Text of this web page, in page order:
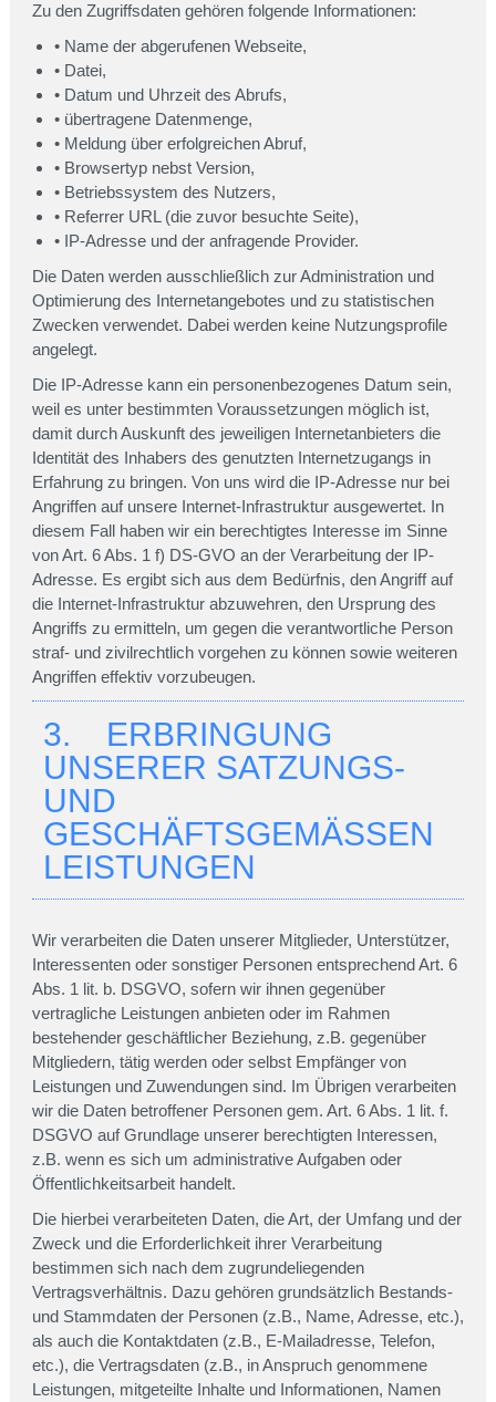
Zu den Zugriffsdaten gehören folgende Informationen:
• Name der abgerufenen Webseite,
• Datei,
• Datum und Uhrzeit des Abrufs,
• übertragene Datenmenge,
• Meldung über erfolgreichen Abruf,
• Browsertyp nebst Version,
• Betriebssystem des Nutzers,
• Referrer URL (die zuvor besuchte Seite),
• IP-Adresse und der anfragende Provider.
Die Daten werden ausschließlich zur Administration und
Optimierung des Internetangebotes und zu statistischen
Zwecken verwendet. Dabei werden keine Nutzungsprofile
angelegt.
Die IP-Adresse kann ein personenbezogenes Datum sein,
weil es unter bestimmten Voraussetzungen möglich ist,
damit durch Auskunft des jeweiligen Internetanbieters die
Identität des Inhabers des genutzten Internetzugangs in
Erfahrung zu bringen. Von uns wird die IP-Adresse nur bei
Angriffen auf unsere Internet-Infrastruktur ausgewertet. In
diesem Fall haben wir ein berechtigtes Interesse im Sinne
von Art. 6 Abs. 1 f) DS-GVO an der Verarbeitung der IP-
Adresse. Es ergibt sich aus dem Bedürfnis, den Angriff auf
die Internet-Infrastruktur abzuwehren, den Ursprung des
Angriffs zu ermitteln, um gegen die verantwortliche Person
straf- und zivilrechtlich vorgehen zu können sowie weiteren
Angriffen effektiv vorzubeugen.
3. ERBRINGUNG
UNSERER SATZUNGS-
UND
GESCHÄFTSGEMÄSSEN L
EISTUNGEN
Wir verarbeiten die Daten unserer Mitglieder, Unterstützer,
Interessenten oder sonstiger Personen entsprechend Art. 6
Abs. 1 lit. b. DSGVO, sofern wir ihnen gegenüber
vertragliche Leistungen anbieten oder im Rahmen
bestehender geschäftlicher Beziehung, z.B. gegenüber
Mitgliedern, tätig werden oder selbst Empfänger von
Leistungen und Zuwendungen sind. Im Übrigen verarbeiten
wir die Daten betroffener Personen gem. Art. 6 Abs. 1 lit. f.
DSGVO auf Grundlage unserer berechtigten Interessen,
z.B. wenn es sich um administrative Aufgaben oder
Öffentlichkeitsarbeit handelt.
Die hierbei verarbeiteten Daten, die Art, der Umfang und der
Zweck und die Erforderlichkeit ihrer Verarbeitung
bestimmen sich nach dem zugrundeliegenden
Vertragsverhältnis. Dazu gehören grundsätzlich Bestands-
und Stammdaten der Personen (z.B., Name, Adresse, etc.),
als auch die Kontaktdaten (z.B., E-Mailadresse, Telefon,
etc.), die Vertragsdaten (z.B., in Anspruch genommene
Leistungen, mitgeteilte Inhalte und Informationen, Namen